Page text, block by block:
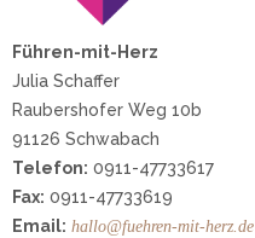
Führen-mit-Herz
Julia Schaffer
Raubershofer Weg 10b
91126 Schwabach
Telefon: 0911-47733617
Fax: 0911-47733619
Email: hallo@fuehren-mit-herz.de